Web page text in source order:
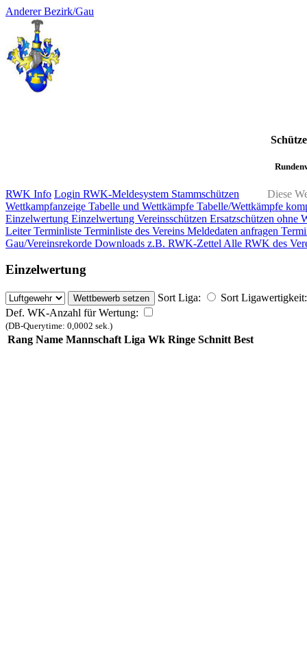
Anderer Bezirk/Gau
Diese
RWK Info Login RWK-Meldesystem Stammschützen
Wettkampfanzeige Tabelle und Wettkämpfe Tabelle/Wettkämpfe
Einzelwertung Einzelwertung Vereinsschützen Ersatzschützen ohne
LeiterTerminliste Terminliste des Vereins Meldedaten anfragen
Gau/Vereinsrekorde Downloads z.B. RWK-Zettel Alle RWK des
Einzelwertung
Sort Liga:
Sort Ligawertigkeit:
Def. WK-Anzahl für Wertung:
(DB-Querytime: 0,0002 sek.)
Rang Name Mannschaft Liga Wk Ringe Schnitt Best